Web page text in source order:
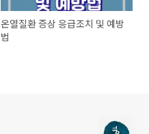
온열질환 증상 응급조치 및 예방
법